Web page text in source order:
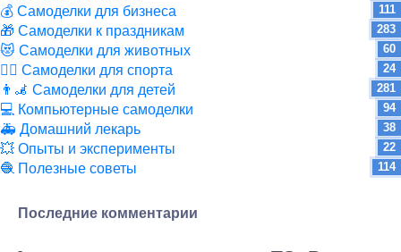
💰 Самоделки для бизнеса 111
🎁 Самоделки к праздникам 283
😻 Самоделки для животных 60
🏋️‍♀️ Самоделки для спорта 24
👨‍🦼 Самоделки для детей 281
💻 Компьютерные самоделки 94
🚑 Домашний лекарь 38
💥 Опыты и эксперименты 22
🧶 Полезные советы 114
Последние комментарии